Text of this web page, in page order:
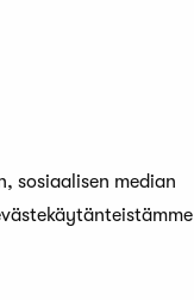
sosiaalisen median